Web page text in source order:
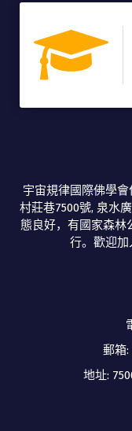
宇宙規律國際佛學
村莊巷7500號, 泉水
態良好，有國家森林
行。歡迎加
郵箱
地址: